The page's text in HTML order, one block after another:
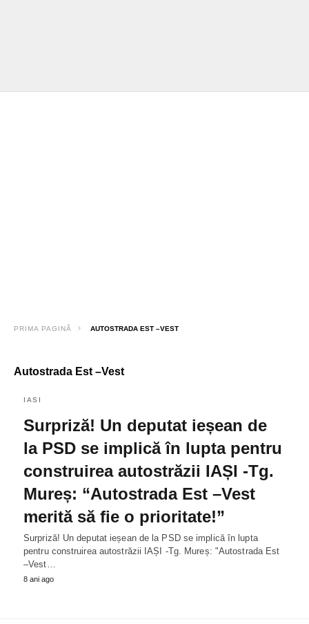
PRIMA PAGINĂ AUTOSTRADA EST –VEST
Autostrada Est –Vest
IASI
Surpriză! Un deputat ieșean de
la PSD se implică în lupta pentru
construirea autostrăzii IAȘI -Tg.
Mureș: “Autostrada Est –Vest
merită să fie o prioritate!”
Surpriză! Un deputat ieșean de la PSD se implică în lupta
pentru construirea autostrăzii IAȘI -Tg. Mureș: "Autostrada Est
–Vest…
8 ani ago